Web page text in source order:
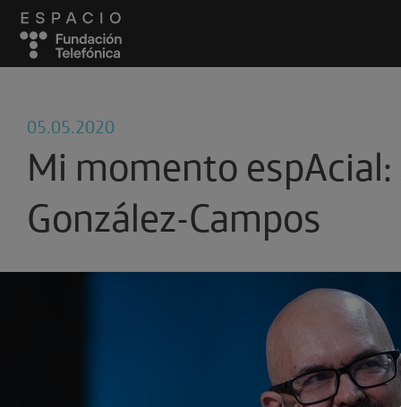
05.05.2020
Mi momento
González-Campos